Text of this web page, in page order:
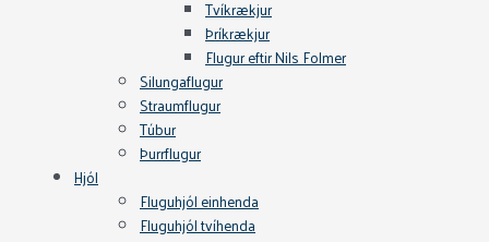
Tvíkrækjur
Þríkrækjur
Flugur eftir Nils Folmer
Silungaflugur
Straumflugur
Túbur
Þurrflugur
Hjól
Fluguhjól einhenda
Fluguhjól tvíhenda